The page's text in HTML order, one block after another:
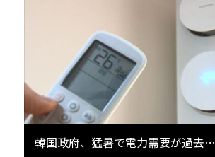
韓国政府、猛暑で電力需要が過去最